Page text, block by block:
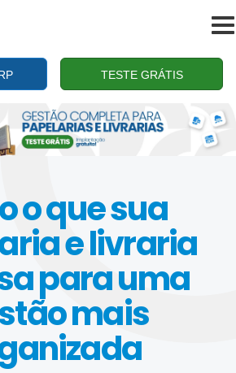
TESTE GRÁTIS
o que sua
e livraria
para uma
mais